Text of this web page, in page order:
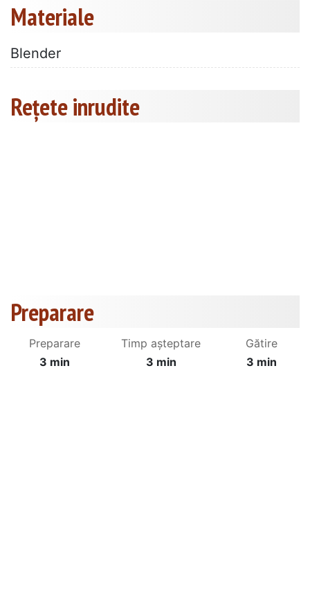
Materiale
Blender
Rețete inrudite
Preparare
Preparare
3 min
Timp așteptare
3 min
Gătire
3 min